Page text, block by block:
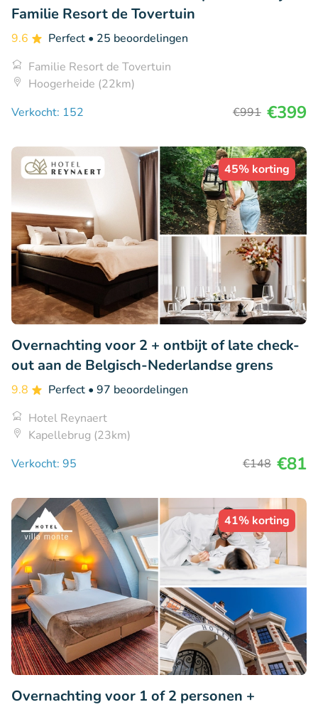
Familie Resort de Tovertuin
9.6 Perfect • 25 beoordelingen
Familie Resort de Tovertuin
Hoogerheide (22km)
Verkocht: 152
€991 €399
45% korting
Overnachting voor 2 + ontbijt of late check-
out aan de Belgisch-Nederlandse grens
9.8 Perfect • 97 beoordelingen
Hotel Reynaert
Kapellebrug (23km)
Verkocht: 95
€148 €81
41% korting
Overnachting voor 1 of 2 personen +